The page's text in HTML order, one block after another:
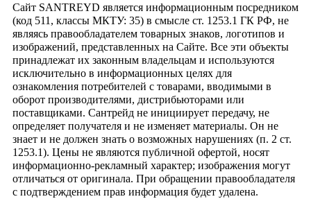
Сайт SANTREYD является информационным посредником
(код 511, классы МКТУ: 35) в смысле ст. 1253.1 ГК РФ, не
являясь правообладателем товарных знаков, логотипов и
изображений, представленных на Сайте. Все эти объекты
принадлежат их законным владельцам и используются
исключительно в информационных целях для
ознакомления потребителей с товарами, вводимыми в
оборот производителями, дистрибьюторами или
поставщиками. Сантрейд не инициирует передачу, не
определяет получателя и не изменяет материалы. Он не
знает и не должен знать о возможных нарушениях (п. 2 ст.
1253.1). Цены не являются публичной офертой, носят
информационно-рекламный характер; изображения могут
отличаться от оригинала. При обращении правообладателя
с подтверждением прав информация будет удалена.